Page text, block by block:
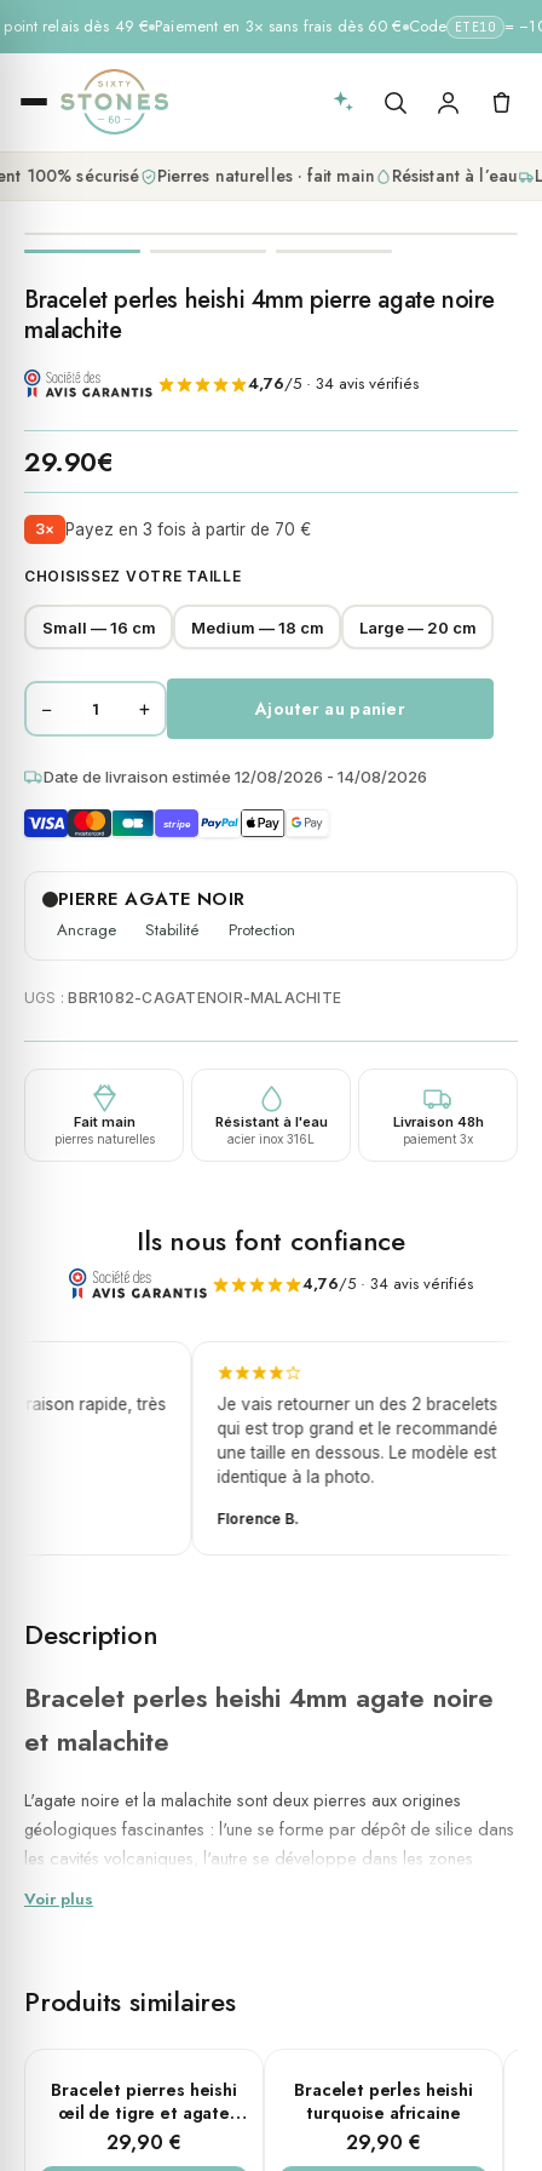
relais dès 49 € Paiement en 3× sans frais dès 60 € Code ETE10 =
100% sécurisé Pierres naturelles · fait main Résistant à l’eau
Bracelet perles heishi 4mm pierre agate noire
malachite
4,76/5 · 34 avis vérifiés
29.90€
3× Payez en 3 fois à partir de 70 €
CHOISISSEZ VOTRE TAILLE
Small — 16 cm Medium — 18 cm Large — 20 cm
quantité
Bracelet
perles
heishi
4mm
pierre
agate
noire
− + Ajouter au panier
Date de livraison estimée 12/08/2026 - 14/08/2026
stripe
PIERRE AGATE NOIR
Ancrage Stabilité Protection
UGS :BBR1082-CAGATENOIR-MALACHITE
Fait main
pierres naturelles
Résistant à l'eau
acier inox 316L
Livraison 48h
paiement 3x
Ils nous font confiance
4,76/5 · 34 avis vérifiés
rapide, très
Je vais retourner un des 2 bracelets
qui est trop grand et le recommandé
une taille en dessous. Le modèle est
identique à la photo.
Florence B.
Description
Bracelet perles heishi 4mm agate noire
et malachite
L'agate noire et la malachite sont deux pierres aux origines
géologiques fascinantes : l'une se forme par dépôt de silice dans
les cavités volcaniques, l'autre se développe dans les zones
d'oxydation des gisements de cuivre, générant ses célèbres
ondulations vertes. Réunies ici sous forme de
masculins. Chaque perle est montée à la main sur élastique, dans
Ancre et protection, équilibre et vitalité : deux pierres
complémentaires pour un port au quotidien.
Voir plus
Produits similaires
PLUSIEURS TAILLES
Bracelet pierres heishi
œil de tigre et agate
noire
29,90 €
PLUSIEURS TAILLES
Bracelet perles heishi
turquoise africaine
29,90 €